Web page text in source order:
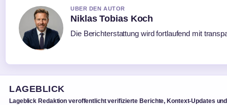
UBER DEN AUTOR
Niklas Tobias Koch
Die Berichterstattung wird fortlaufend mit
LAGEBLICK
Lageblick Redaktion veroffentlicht verifizierte Berichte, Kontext-Updates und